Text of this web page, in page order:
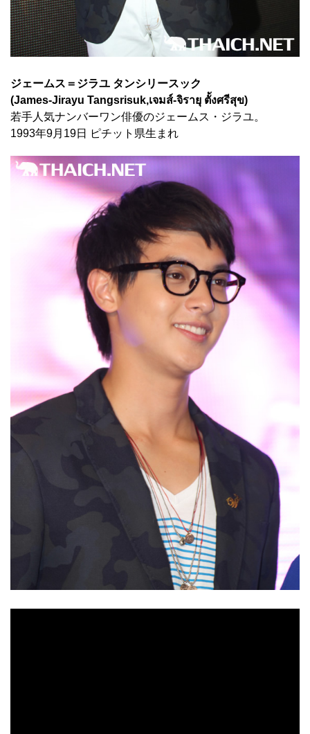
ジェームス＝ジラユ タンシリースック
(James-Jirayu Tangsrisuk,เจมส์-จิรายุ ตั้งศรีสุข)
若手人気ナンバーワン俳優のジェームス・ジラユ。
1993年9月19日 ピチット県生まれ